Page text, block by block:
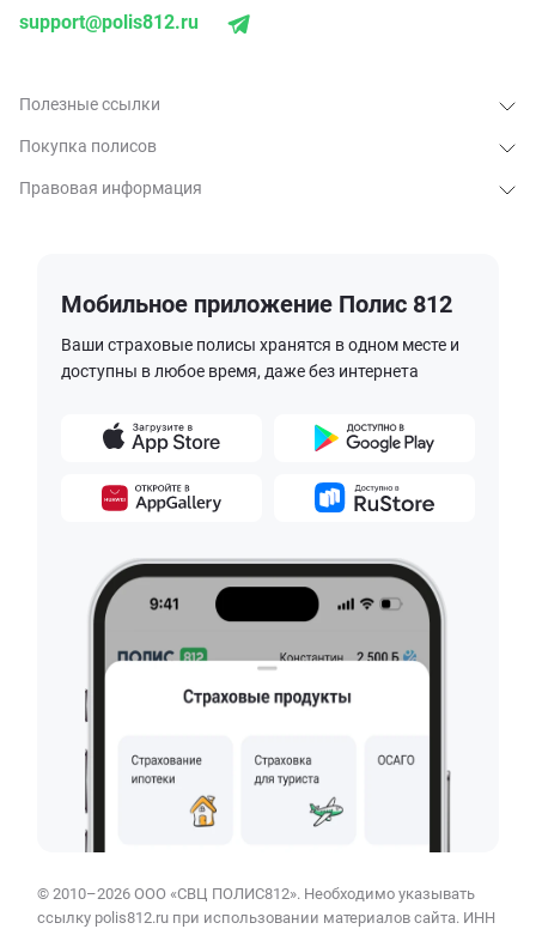
Полезные ссылки
Покупка полисов
Правовая информация
support@polis812.ru
Мобильное приложение Полис 812
Ваши страховые полисы хранятся в одном месте и
доступны в любое время, даже без интернета
© 2010–2026 ООО «СВЦ ПОЛИС812». Необходимо указывать
ссылку polis812.ru при использовании материалов сайта. ИНН